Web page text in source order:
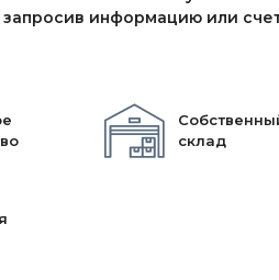
информацию или
склад